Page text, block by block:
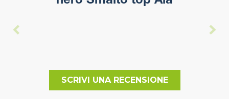
SCRIVI UNA RECENSIONE